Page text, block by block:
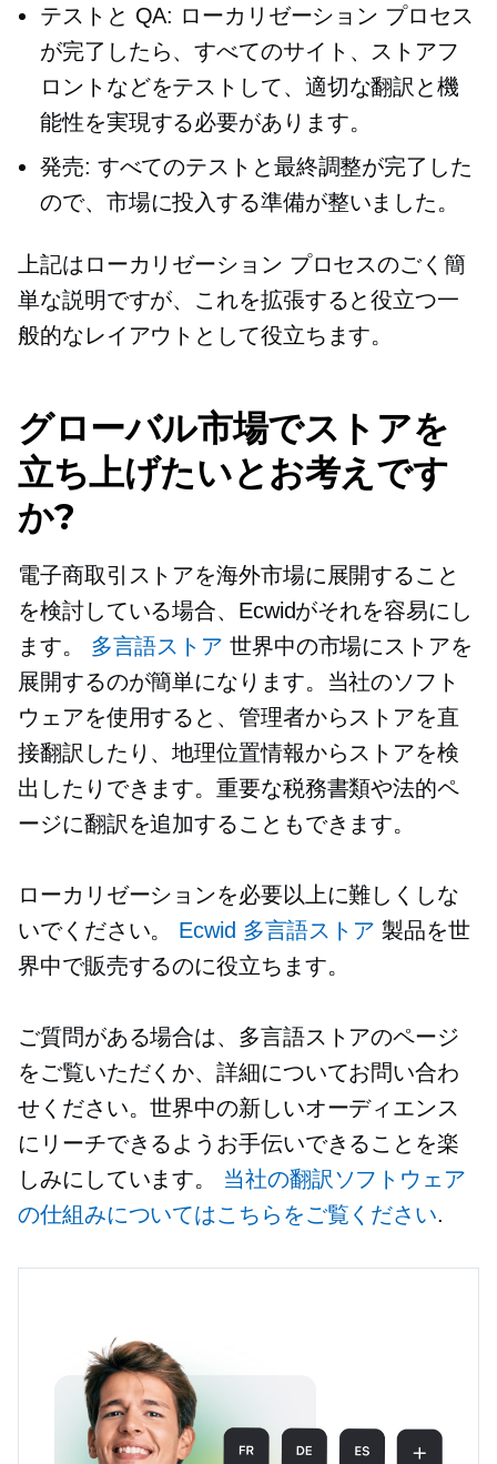
テストと QA: ローカリゼーション プロセス
が完了したら、すべてのサイト、ストアフ
ロントなどをテストして、適切な翻訳と機
能性を実現する必要があります。
発売: すべてのテストと最終調整が完了した
ので、市場に投入する準備が整いました。
上記はローカリゼーション プロセスのごく簡
単な説明ですが、これを拡張すると役立つ一
般的なレイアウトとして役立ちます。
グローバル市場でストアを
立ち上げたいとお考えです
か?
電子商取引ストアを海外市場に展開すること
を検討している場合、Ecwidがそれを容易にし
ます。 多言語ストア 世界中の市場にストアを
展開するのが簡単になります。当社のソフト
ウェアを使用すると、管理者からストアを直
接翻訳したり、地理位置情報からストアを検
出したりできます。重要な税務書類や法的ペ
ージに翻訳を追加することもできます。
ローカリゼーションを必要以上に難しくしな
いでください。 Ecwid 多言語ストア 製品を世
界中で販売するのに役立ちます。
ご質問がある場合は、多言語ストアのページ
をご覧いただくか、詳細についてお問い合わ
せください。世界中の新しいオーディエンス
にリーチできるようお手伝いできることを楽
しみにしています。 当社の翻訳ソフトウェア
の仕組みについてはこちらをご覧ください.